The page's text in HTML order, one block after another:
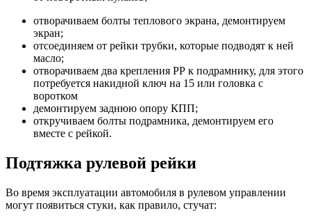
отворачиваем болты теплового экрана, демонтируем
экран;
отсоединяем от рейки трубки, которые подводят к ней
масло;
отворачиваем два крепления РР к подрамнику, для этого
потребуется накидной ключ на 15 или головка с
воротком
демонтируем заднюю опору КПП;
откручиваем болты подрамника, демонтируем его
вместе с рейкой.
Подтяжка рулевой рейки
Во время эксплуатации автомобиля в рулевом управлении
могут появиться стуки, как правило, стучат: